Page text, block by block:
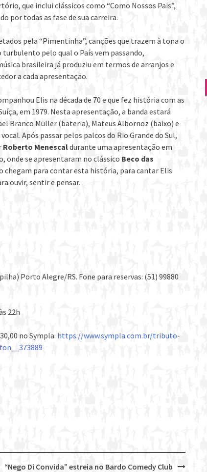
que inclui clássicos como “Como Nossos Pais”,
por todas as fase de sua carreira.
pela “Pimentinha”, canções que trazem à tona o
pelo qual o País vem passando,
brasileira já produziu em termos de arranjos e
a cada apresentação.
Elis na década de 70 e que fez história com as
em 1979. Nesta apresentação, a banda estará
Branco Müller (bateria), Mateus Albornoz (baixo) e
Após passar pelos palcos do Rio Grande do Sul,
Roberto Menescaldurante uma apresentação em
onde se apresentaram no clássico Beco das
chegam para contar esta história, para cantar Elis
ouvir, sentir e pensar.
Porto Alegre/RS. Fone para reservas: (51) 99880
22h
no Sympla: https://www.sympla.com.br/tributo-
“Nego Di Convida” estreia no Bardo Comedy Club